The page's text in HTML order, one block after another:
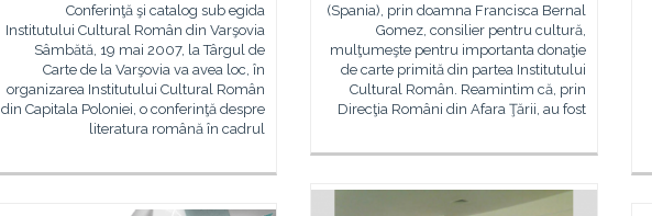
(Spania), prin doamna Francisca Bernal
Gomez, consilier pentru cultură,
mulţumeşte pentru importanta donaţie
de carte primită din partea Institutului
Cultural Român. Reamintim că, prin
Direcţia Români din Afara Ţării, au fost
Conferinţă şi catalog sub egida
Institutului Cultural Român din Varşovia
Sâmbătă, 19 mai 2007, la Târgul de
Carte de la Varşovia va avea loc, în
organizarea Institutului Cultural Român
din Capitala Poloniei, o conferinţă despre
literatura română în cadrul